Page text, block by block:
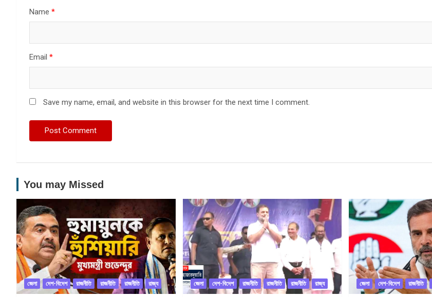
Name *
Email *
Save my name, email, and website in this browser for the next time I comment.
You may Missed
জেলা দেশ-বিদেশ রাজনীতি রাজনীতি রাজনীতি রাজ্য জেলা দেশ-বিদেশ রাজনীতি রাজনীতি রাজনীতি রাজ্য জেলা দেশ-বিদেশ রাজনীতি